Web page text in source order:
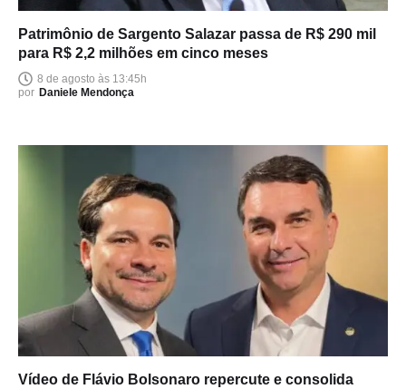
Patrimônio de Sargento Salazar passa de R$ 290 mil
para R$ 2,2 milhões em cinco meses
8 de agosto às 13:45h
por Daniele Mendonça
Vídeo de Flávio Bolsonaro repercute e consolida